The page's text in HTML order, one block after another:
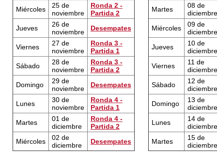
Miércoles
25 de
noviembre
Ronda 2 -
Partida 2
Jueves
26 de
noviembre
Desempates
Viernes
27 de
noviembre
Ronda 3 -
Partida 1
Sábado
28 de
noviembre
Ronda 3 -
Partida 2
Domingo
29 de
noviembre
Desempates
Lunes
30 de
noviembre
Ronda 4 -
Partida 1
Martes
01 de
diciembre
Ronda 4 -
Partida 2
Miércoles
02 de
diciembre
Desempates
Martes
08 de
diciembre
Miércoles
09 de
diciembre
Jueves
10 de
diciembre
Viernes
11 de
diciembre
Sábado
12 de
diciembre
Domingo
13 de
diciembre
Lunes
14 de
diciembre
Martes
15 de
diciembre